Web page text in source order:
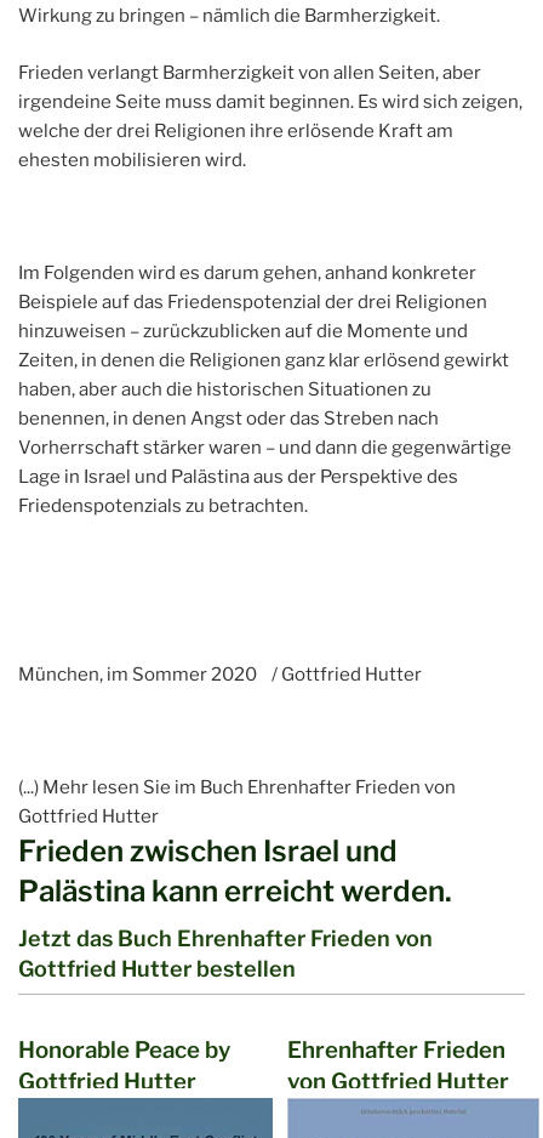
Wirkung zu bringen – nämlich die Barmherzigkeit.
Frieden verlangt Barmherzigkeit von allen Seiten, aber
irgendeine Seite muss damit beginnen. Es wird sich zeigen,
welche der drei Religionen ihre erlösende Kraft am
ehesten mobilisieren wird.
Im Folgenden wird es darum gehen, anhand konkreter
Beispiele auf das Friedenspotenzial der drei Religionen
hinzuweisen – zurückzublicken auf die Momente und
Zeiten, in denen die Religionen ganz klar erlösend gewirkt
haben, aber auch die historischen Situationen zu
benennen, in denen Angst oder das Streben nach
Vorherrschaft stärker waren – und dann die gegenwärtige
Lage in Israel und Palästina aus der Perspektive des
Friedenspotenzials zu betrachten.
München, im Sommer 2020 / Gottfried Hutter
(...) Mehr lesen Sie im Buch Ehrenhafter Frieden von
Gottfried Hutter
Frieden zwischen Israel und
Palästina kann erreicht werden.
Jetzt das Buch Ehrenhafter Frieden von
Gottfried Hutter bestellen
Honorable Peace by
Gottfried Hutter
Ehrenhafter Frieden
von Gottfried Hutter